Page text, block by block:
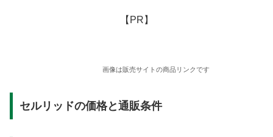
【PR】
画像は販売サイトの商品リンクです
セルリッドの価格と通販条件